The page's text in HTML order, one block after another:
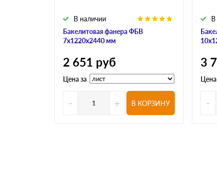
Бакелитовая фанера ФБВ
7х1220х2440 мм
В наличии
2 651 руб
Цена за
- + В КОРЗИНУ
В
3
Цена
-